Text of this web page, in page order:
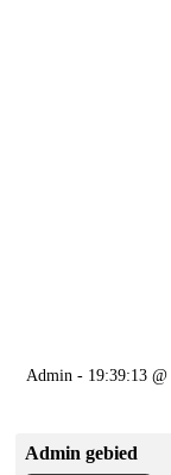
Admin - 19:39:13 @
Admin gebied